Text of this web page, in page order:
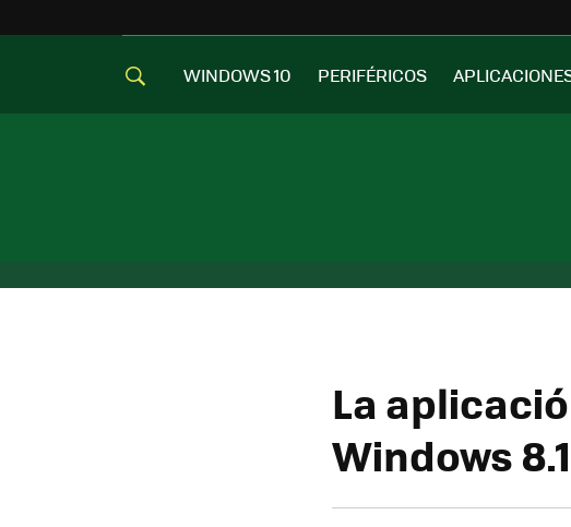
WINDOWS 10 PERIFÉRICOS
La
Windows 8.1